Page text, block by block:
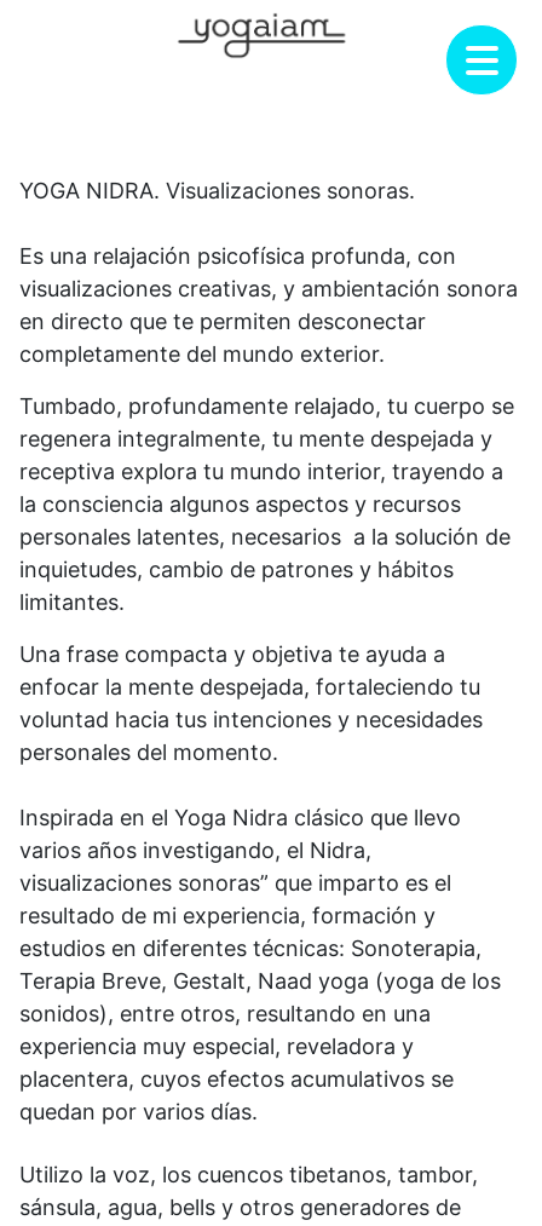
YOGA NIDRA. Visualizaciones sonoras.
Es una relajación psicofísica profunda, con
visualizaciones creativas, y ambientación sonora
en directo que te permiten desconectar
completamente del mundo exterior.
Tumbado, profundamente relajado, tu cuerpo se
regenera integralmente, tu mente despejada y
receptiva explora tu mundo interior, trayendo a
la consciencia algunos aspectos y recursos
personales latentes, necesarios a la solución de
inquietudes, cambio de patrones y hábitos
limitantes.
Una frase compacta y objetiva te ayuda a
enfocar la mente despejada, fortaleciendo tu
voluntad hacia tus intenciones y necesidades
personales del momento.
Inspirada en el Yoga Nidra clásico que llevo
varios años investigando, el Nidra,
visualizaciones sonoras” que imparto es el
resultado de mi experiencia, formación y
estudios en diferentes técnicas: Sonoterapia,
Terapia Breve, Gestalt, Naad yoga (yoga de los
sonidos), entre otros, resultando en una
experiencia muy especial, reveladora y
placentera, cuyos efectos acumulativos se
quedan por varios días.
Utilizo la voz, los cuencos tibetanos, tambor,
sánsula, agua, bells y otros generadores de